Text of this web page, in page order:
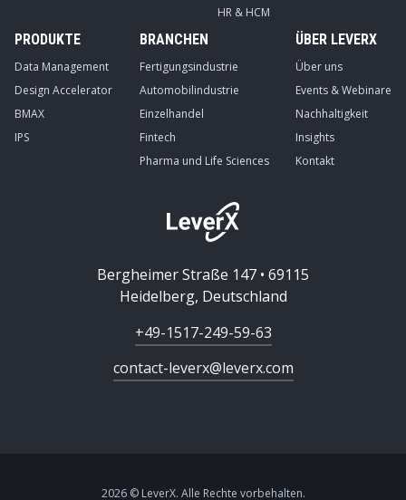
HR & HCM
PRODUKTE
Data Management
Design Accelerator
BMAX
IPS
BRANCHEN
Fertigungsindustrie
Automobilindustrie
Einzelhandel
Fintech
Pharma und Life Sciences
ÜBER LEVERX
Über uns
Events & Webinare
Nachhaltigkeit
Insights
Kontakt
Bergheimer Straße 147 • 69115
Heidelberg, Deutschland
+49-1517-249-59-63
contact-leverx@leverx.com
2026 © LeverX. Alle Rechte vorbehalten.